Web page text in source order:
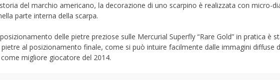
del marchio americano, la decorazione di uno scarpino è realizzata con micro-
parte interna della scarpa.
delle pietre preziose sulle Mercurial Superfly “Rare Gold” in pratica è
al posizionamento finale, come si può intuire facilmente dalle immagini diffuse
migliore giocatore del 2014.